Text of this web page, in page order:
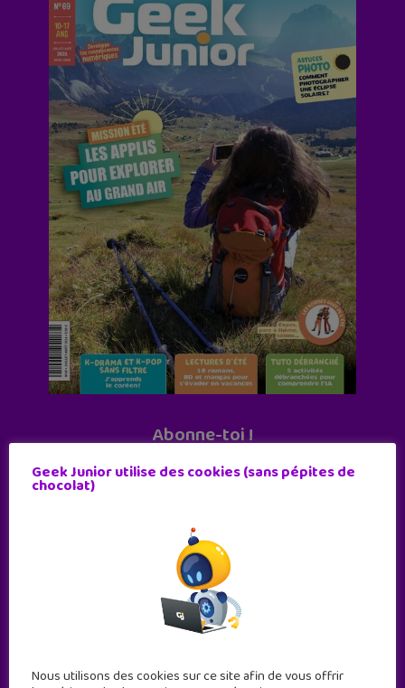
Abonne-toi !
11 numéros par an
Geek Junior utilise des cookies (sans pépites de
chocolat)
Nous utilisons des cookies sur ce site afin de vous offrir